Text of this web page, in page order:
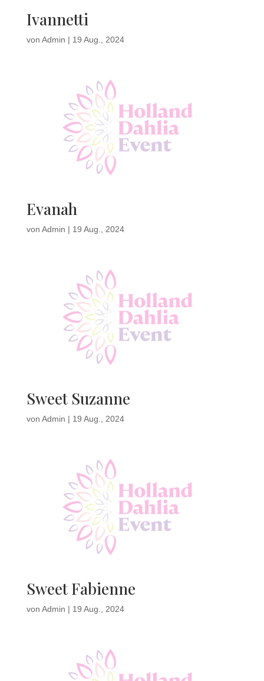
Ivannetti
von Admin | 19 Aug., 2024
Evanah
von Admin | 19 Aug., 2024
Sweet Suzanne
von Admin | 19 Aug., 2024
Sweet Fabienne
von Admin | 19 Aug., 2024